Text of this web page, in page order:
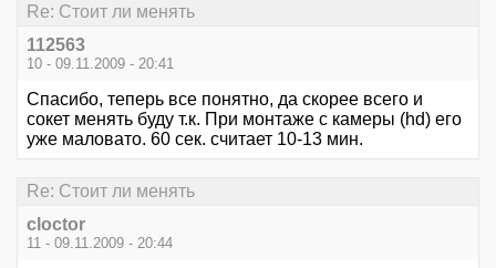
Re: Стоит ли менять
112563
10 - 09.11.2009 - 20:41
Спасибо, теперь все понятно, да скорее всего и
сокет менять буду т.к. При монтаже с камеры (hd) его
уже маловато. 60 сек. считает 10-13 мин.
Re: Стоит ли менять
cloctor
11 - 09.11.2009 - 20:44